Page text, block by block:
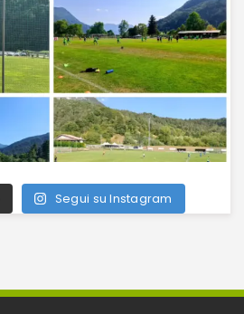
Segui su Instagram